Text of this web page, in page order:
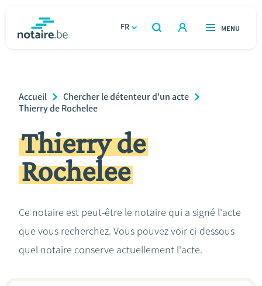
FR
OUVERT
RECHERCHER
OUVERT
MENU
Relations et vivre ensemble
Héritage et donations
Entreprendre
Calculateurs
Breadcrumb
Accueil
Chercher le détenteur d'un acte
Thierry de Rochelee
Thierry de
Rochelee
Ce notaire est peut-être le notaire qui a signé l'acte
que vous recherchez. Vous pouvez voir ci-dessous
quel notaire conserve actuellement l'acte.